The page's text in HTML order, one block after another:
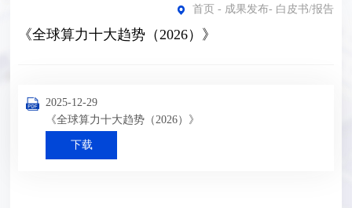
首页 - 成果发布- 白皮书/报告
《全球算力十大趋势（2026）》
2025-12-29
《全球算力十大趋势（2026）》
下载